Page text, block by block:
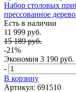
Набор столовых
прессованное
Есть в наличии
11 999 руб.
15 189 руб.
-21%
Экономия 3 190 руб.
-
В корзину
Артикул: 691510